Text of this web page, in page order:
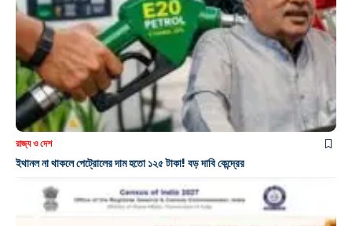
রাজ্য ও দেশ
ইথানল না থাকলে পেট্রোলের দাম হতো ১২৫ টাকা! বড় দাবি কেন্দ্রের